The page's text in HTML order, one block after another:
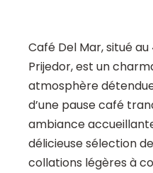
Café Del Mar, situé
Prijedor, est un
atmosphère
d’une pause café
ambiance
délicieuse sélection
collations légères à